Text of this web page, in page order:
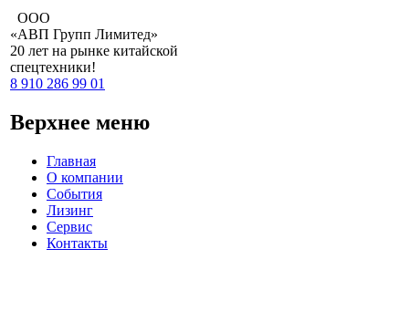
ООО
«АВП Групп Лимитед»
20 лет на рынке китайской
спецтехники!
8 910 286 99 01
Верхнее меню
Главная
О компании
События
Лизинг
Сервис
Контакты